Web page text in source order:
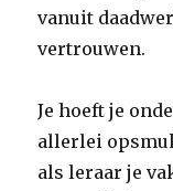
vanuit
vertrouwen.
Je hoeft je
allerlei
als leraar je